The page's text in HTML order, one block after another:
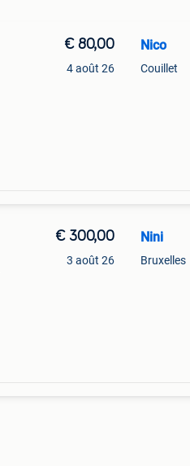
€ 80,00
4 août 26
Nico
Couillet
€ 300,00
3 août 26
Nini
Bruxelles